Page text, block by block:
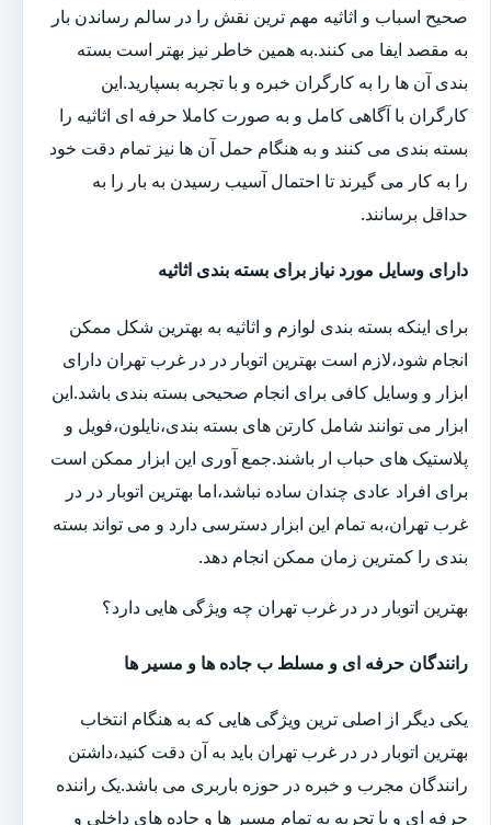
صحیح اسباب و اثاثیه مهم ترین نقش را در سالم رساندن بار
به مقصد ایفا می کنند.به همین خاطر نیز بهتر است بسته
بندی آن ها را به کارگران خبره و با تجربه بسپارید.این
کارگران با آگاهی کامل و به صورت کاملا حرفه ای اثاثیه را
بسته بندی می کنند و به هنگام حمل آن ها نیز تمام دقت خود
را به کار می گیرند تا احتمال آسیب رسیدن به بار را به
حداقل برسانند.
دارای وسایل مورد نیاز برای بسته بندی اثاثیه
برای اینکه بسته بندی لوازم و اثاثیه به بهترین شکل ممکن
انجام شود،لازم است بهترین اتوبار در در غرب تهران دارای
ابزار و وسایل کافی برای انجام صحیحی بسته بندی باشد.این
ابزار می توانند شامل کارتن های بسته بندی،نایلون،فویل و
پلاستیک های حباب ار باشند.جمع آوری این ابزار ممکن است
برای افراد عادی چندان ساده نباشد،اما بهترین اتوبار در در
غرب تهران،به تمام این ابزار دسترسی دارد و می تواند بسته
بندی را کمترین زمان ممکن انجام دهد.
بهترین اتوبار در در غرب تهران چه ویژگی هایی دارد؟
رانندگان حرفه ای و مسلط ب جاده ها و مسیر ها
یکی دیگر از اصلی ترین ویژگی هایی که به هنگام انتخاب
بهترین اتوبار در در غرب تهران باید به آن دقت کنید،داشتن
رانندگان مجرب و خبره در حوزه باربری می باشد.یک راننده
حرفه ای و با تجربه به تمام مسیر ها و جاده های داخلی و